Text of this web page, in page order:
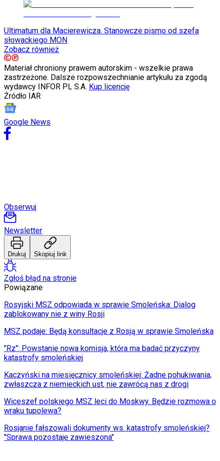
Aplikacje mobilne
Gry
Nauka
Programy
Sprzęt
Aktualności
Koncerty
Recenzje
Książki
Forsal.pl
ZdrowieGO.pl
Ultimatum dla Macierewicza. Stanowcze pismo od szefa
słowackiego MON
Zobacz również
Materiał chroniony prawem autorskim - wszelkie prawa
zastrzeżone. Dalsze rozpowszechnianie artykułu za zgodą
wydawcy INFOR PL S.A. Kup licencję
Źródło IAR
Google News
Obserwuj
Newsletter
Drukuj Skopiuj link
Zgłoś błąd na stronie
Powiązane
Rosyjski MSZ odpowiada w sprawie Smoleńska: Dialog
zablokowany nie z winy Rosji
MSZ podaje: Będą konsultacje z Rosją w sprawie Smoleńska
"Rz": Powstanie nowa komisja, która ma badać przyczyny
katastrofy smoleńskiej
Kaczyński na miesięcznicy smoleńskiej: Żadne pohukiwania,
zwłaszcza z niemieckich ust, nie zawrócą nas z drogi
Wiceszef polskiego MSZ leci do Moskwy. Będzie rozmowa o
wraku tupolewa?
Rosjanie fałszowali dokumenty ws. katastrofy smoleńskiej?
"Sprawa pozostaje zawieszona"